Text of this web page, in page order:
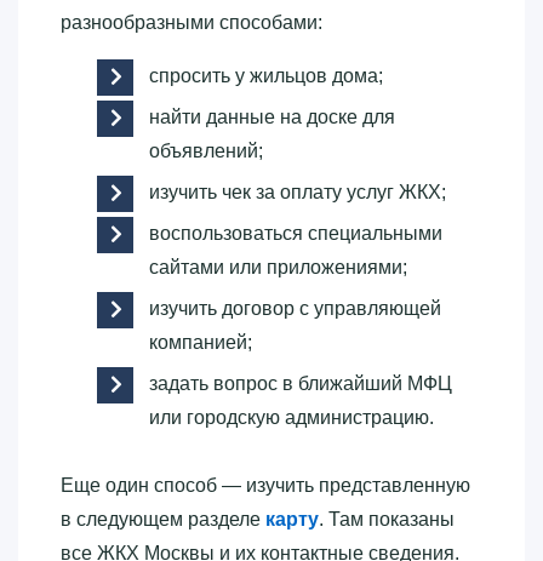
разнообразными способами:
спросить у жильцов дома;
найти данные на доске для
объявлений;
изучить чек за оплату услуг ЖКХ;
воспользоваться специальными
сайтами или приложениями;
изучить договор с управляющей
компанией;
задать вопрос в ближайший МФЦ
или городскую администрацию.
Еще один способ — изучить представленную
в следующем разделе карту. Там показаны
все ЖКХ Москвы и их контактные сведения.